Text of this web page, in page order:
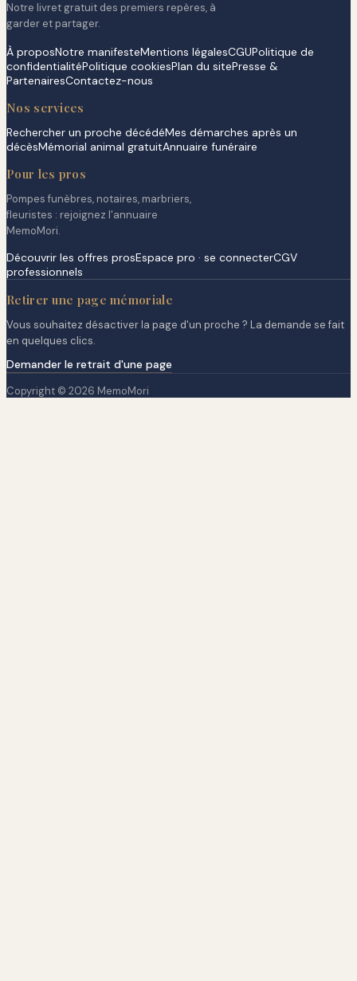
Notre livret gratuit des premiers repères, à
garder et partager.
À proposNotre manifesteMentions légalesCGUPolitique de
confidentialitéPolitique cookiesPlan du sitePresse &
PartenairesContactez-nous
Nos services
Rechercher un proche décédéMes démarches après un
décèsMémorial animal gratuitAnnuaire funéraire
Pour les pros
Pompes funèbres, notaires, marbriers,
fleuristes : rejoignez l'annuaire
MemoMori.
Découvrir les offres prosEspace pro · se connecterCGV
professionnels
Retirer une page mémoriale
Vous souhaitez désactiver la page d'un proche ? La demande se fait
en quelques clics.
Demander le retrait d'une page
Copyright © 2026 MemoMori